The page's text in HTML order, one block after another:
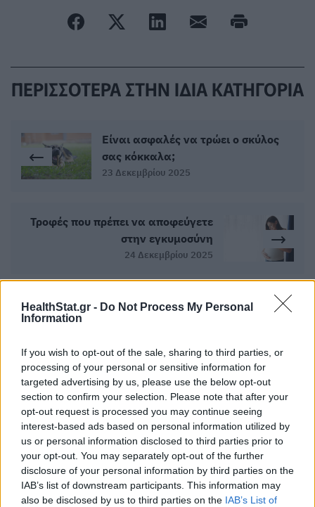
HealthStat.gr - Do Not Process My Personal
Information
If you wish to opt-out of the sale, sharing to third parties, or
processing of your personal or sensitive information for
targeted advertising by us, please use the below opt-out
section to confirm your selection. Please note that after your
opt-out request is processed you may continue seeing
interest-based ads based on personal information utilized by
us or personal information disclosed to third parties prior to
your opt-out. You may separately opt-out of the further
disclosure of your personal information by third parties on the
IAB’s list of downstream participants. This information may
also be disclosed by us to third parties on the IAB’s List of
ΠΕΡΙΣΣΟΤΕΡΑ ΣΤΗΝ ΙΔΙΑ ΚΑΤΗΓΟΡΙΑ
Είναι ασφαλές να τρώει ο σκύλος
σας κόκκαλα;
23 Δεκεμβρίου 2025
Τροφές που πρέπει να αποφεύγετε
στην εγκυμοσύνη
24 Δεκεμβρίου 2025
ΣΧΕΤΙΚΑ ΑΡΘΡΑ